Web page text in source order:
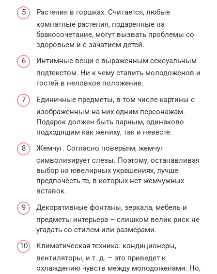
Растения в горшках. Считается, любые
комнатные растения, подаренные на
бракосочетание, могут вызвать проблемы со
здоровьем и с зачатием детей.
Интимные вещи с выраженным сексуальным
подтекстом. Ни к чему ставить молодоженов и
гостей в неловкое положение.
Единичные предметы, в том числе картины с
изображенным на них одним персонажам.
Подарок должен быть парным, одинаково
подходящим как жениху, так и невесте.
Жемчуг. Согласно поверьям, жемчуг
символизирует слезы. Поэтому, останавливая
выбор на ювелирных украшениях, лучше
предпочесть те, в которых нет жемчужных
вставок.
Декоративные фонтаны, зеркала, мебель и
предметы интерьера – слишком велик риск не
угадать со стилем или размерами.
Климатическая техника: кондиционеры,
вентиляторы, и т. д. – это приведет к
охлаждению чувств между молодоженами. Но,